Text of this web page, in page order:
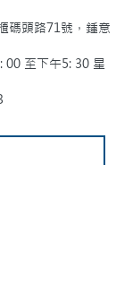
頭路71號，鍾意
00 至下午5: 30 星